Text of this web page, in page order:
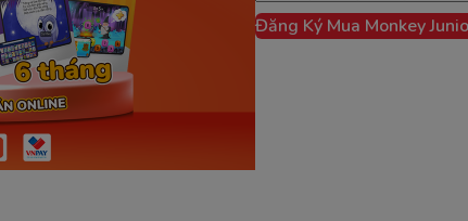
Đăng Ký Mua Monkey